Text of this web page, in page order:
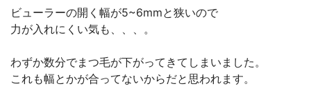
ビューラーの開く幅が5~6mmと狭いので
力が入れにくい気も、、、。
わずか数分でまつ毛が下がってきてしまいました。
これも幅とかが合ってないからだと思われます。